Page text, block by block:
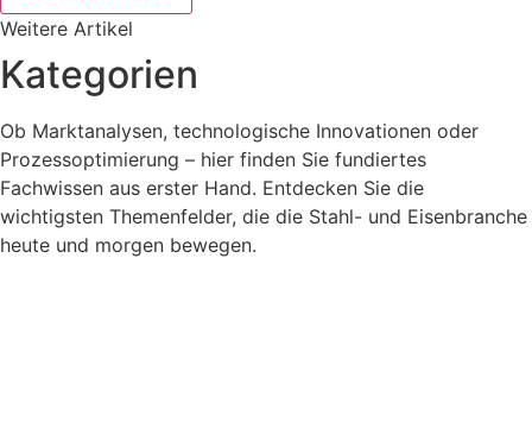
Weitere Artikel
Kategorien
Ob Marktanalysen, technologische Innovationen oder
Prozessoptimierung – hier finden Sie fundiertes
Fachwissen aus erster Hand. Entdecken Sie die
wichtigsten Themenfelder, die die Stahl- und Eisenbranche
heute und morgen bewegen.